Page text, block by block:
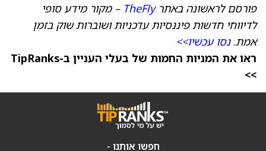
פורסם לראשונה באתרTheFly – מקור מידע סופי
לדיווחי חדשות פיננסיות עדכניות ושוברות שוק בזמן
אמת.נסו עכשיו>>
ראו את המניות החמות של בעלי העניין ב-TipRanks
>>
חפשו אותנו -